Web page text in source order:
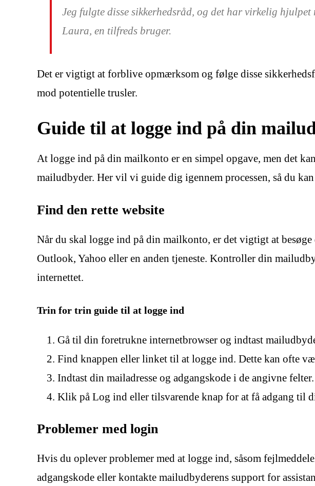
Jeg fulgte disse sikkerhedsråd, og det har virkelig
Laura, en tilfreds bruger.
Det er vigtigt at forblive opmærksom og følge disse
mod potentielle trusler.
Guide til at logge ind på din
At logge ind på din mailkonto er en simpel opgave, men det
mailudbyder. Her vil vi guide dig igennem processen, så du
Find den rette website
Når du skal logge ind på din mailkonto, er det vigtigt at
Outlook, Yahoo eller en anden tjeneste. Kontroller din
internettet.
Trin for trin guide til at logge ind
Gå til din foretrukne internetbrowser og indtast
Find knappen eller linket til at logge ind. Dette kan ofte
Indtast din mailadresse og adgangskode i de angivne felter.
Klik på Log ind eller tilsvarende knap for at få adgang til
Problemer med login
Hvis du oplever problemer med at logge ind, såsom
adgangskode eller kontakte mailudbyderens support for